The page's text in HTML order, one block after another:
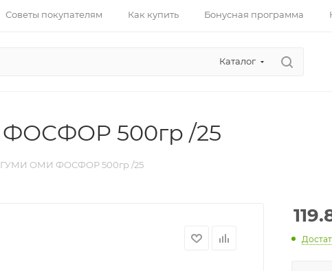
Советы покупателям Как купить Бонусная программа
Каталог
500гр /25
ГУМИ ОМИ ФОСФОР 500гр /25